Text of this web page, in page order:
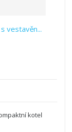
vestavěn...
kotel